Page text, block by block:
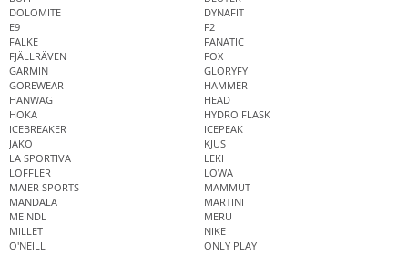
DOLOMITE
DYNAFIT
E9
F2
FALKE
FANATIC
FJÄLLRÄVEN
FOX
GARMIN
GLORYFY
GOREWEAR
HAMMER
HANWAG
HEAD
HOKA
HYDRO FLASK
ICEBREAKER
ICEPEAK
JAKO
KJUS
LA SPORTIVA
LEKI
LÖFFLER
LOWA
MAIER SPORTS
MAMMUT
MANDALA
MARTINI
MEINDL
MERU
MILLET
NIKE
O'NEILL
ONLY PLAY